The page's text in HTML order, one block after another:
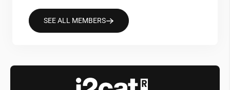
SEE ALL MEMBERS